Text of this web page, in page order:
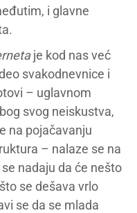
i glavne
je kod nas već
svakodnevnice i
– uglavnom
svog neiskustva,
na pojačavanju
– nalaze se na
nadaju da će nešto
se dešava vrlo
se da se mlada